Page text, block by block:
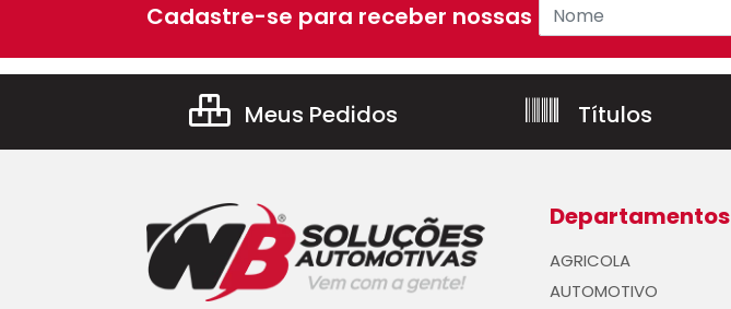
Cadastre-se para receber nossas ofertas!
Meus Pedidos Títulos
Departamentos
AGRICOLA
AUTOMOTIVO